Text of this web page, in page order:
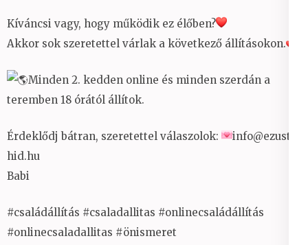
Kíváncsi vagy, hogy működik ez élőben?
Akkor sok szeretettel várlak a következő állításokon.
Minden 2. kedden online és minden szerdán a
teremben 18 órától állítok.
Érdeklődj bátran, szeretettel válaszolok:
info@ezust-
hid.hu
Babi
#családállítás #csaladallitas #onlinecsaládállítás
#onlinecsaladallitas #önismeret